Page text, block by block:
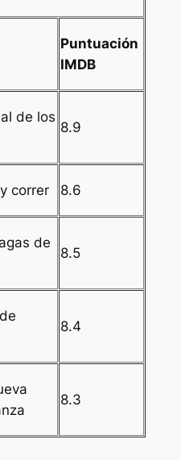
Puntuación
IMDB
de los
8.9
correr 8.6
de
8.5
8.4
8.3